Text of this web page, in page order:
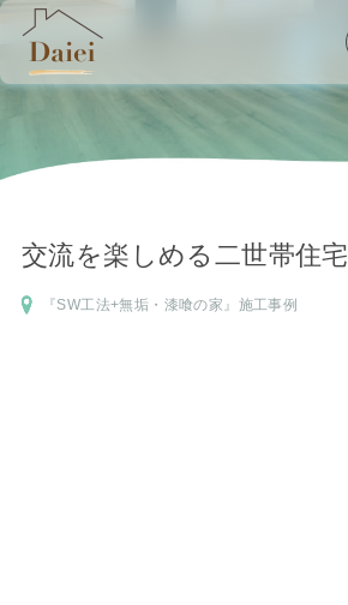
交流を楽しめる二世帯住宅
『SW工法+無垢・漆喰の家』施工事例